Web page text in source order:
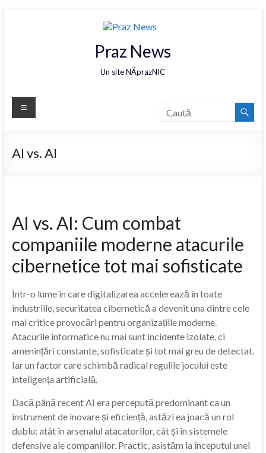
Praz News
Un site NĂprazNIC
AI vs. AI
AI vs. AI: Cum combat
companiile moderne atacurile
cibernetice tot mai sofisticate
Într-o lume în care digitalizarea accelerează în toate
industriile, securitatea cibernetică a devenit una dintre cele
mai critice provocări pentru organizațiile moderne.
Atacurile informatice nu mai sunt incidente izolate, ci
amenințări constante, sofisticate și tot mai greu de detectat.
Iar un factor care schimbă radical regulile jocului este
inteligența artificială.
Dacă până recent AI era percepută predominant ca un
instrument de inovare și eficiență, astăzi ea joacă un rol
dublu: atât în arsenalul atacatorilor, cât și în sistemele
defensive ale companiilor. Practic, asistăm la începutul unei